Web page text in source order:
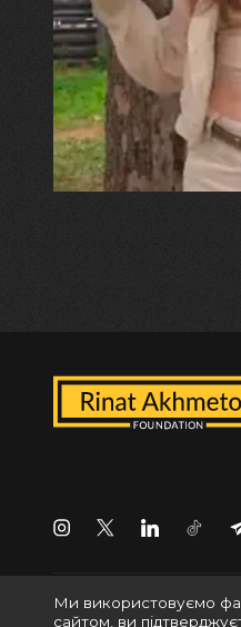
"Хвиля була,
прозора і
встигла
Всі права захищені ©
Ми використовуємо
сайтом, ви